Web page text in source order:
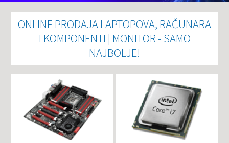
ONLINE PRODAJA LAPTOPOVA, RAČUNARA
I KOMPONENTI | MONITOR - SAMO
NAJBOLJE!